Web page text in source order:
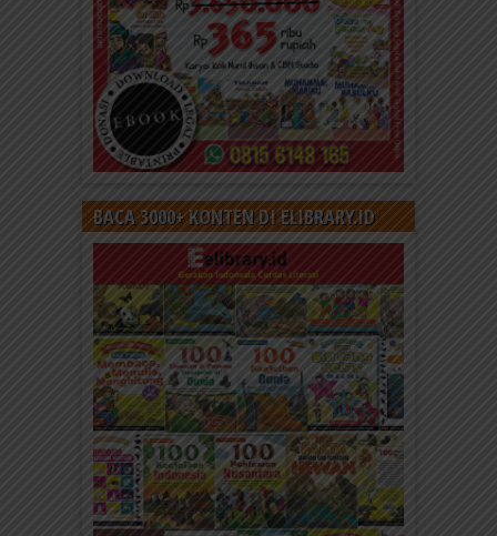
BACA 3000+ KONTEN DI ELIBRARY.ID